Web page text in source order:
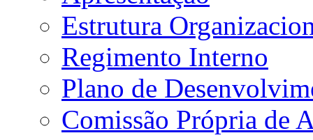
Estrutura
Regimento Interno
Plano de
Comissão Própria de